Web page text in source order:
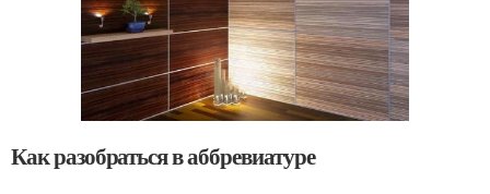
Как разобраться в аббревиатуре